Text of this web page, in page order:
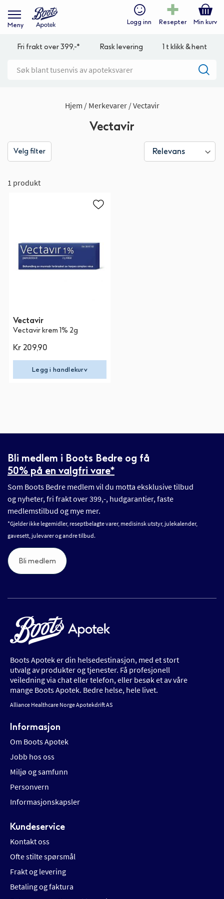
Meny Logg inn Resepter Min kurv
Fri frakt over 399,-* Rask levering 1 t klikk & hent
Hjem Merkevarer Vectavir
Vectavir
Velg filter
1 produkt
Vectavir
Vectavir krem 1% 2g
Kr 209,90
Legg i handlekurv
Bli medlem i Boots Bedre og få
50% på en valgfri vare*
Som Boots Bedre medlem vil du motta eksklusive tilbud
og nyheter, fri frakt over 399,-, hudgarantier, faste
medlemstilbud og mye mer.
*Gjelder ikke legemidler, reseptbelagte varer, medisinsk utstyr, julekalender,
gavesett, julevarer og andre tilbud.
Bli medlem
Boots Apotek er din helsedestinasjon, med et stort
utvalg av produkter og tjenester. Få profesjonell
veiledning via chat eller telefon, eller besøk et av våre
mange Boots Apotek. Bedre helse, hele livet.
Alliance Healthcare Norge Apotekdrift AS
Informasjon
Om Boots Apotek
Jobb hos oss
Miljø og samfunn
Personvern
Informasjonskapsler
Kundeservice
Kontakt oss
Ofte stilte spørsmål
Frakt og levering
Betaling og faktura